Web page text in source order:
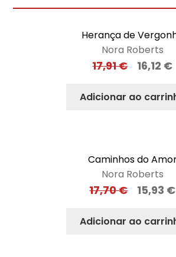
Herança de
Nora Roberts
17,91€ 16,12 €
Adicionar ao
Caminhos do
Nora Roberts
17,70€ 15,93 €
Adicionar ao